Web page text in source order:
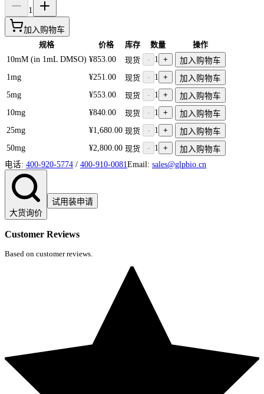
1
加入购物车
规格 价格 库存 数量
操作
10mM (in 1mL DMSO) ¥853.00 现货 - 1 +
加入购物车
1mg
¥251.00 现货 - 1 +
加入购物车
5mg
¥553.00 现货 - 1 +
加入购物车
10mg
¥840.00 现货 - 1 +
加入购物车
25mg
¥1,680.00 现货 - 1 +
加入购物车
50mg
¥2,800.00 现货 - 1 +
加入购物车
电话: 400-920-5774 / 400-910-0081 Email: sales@glpbio.cn
大货询价
试用装申请
Customer Reviews
Based on customer reviews.